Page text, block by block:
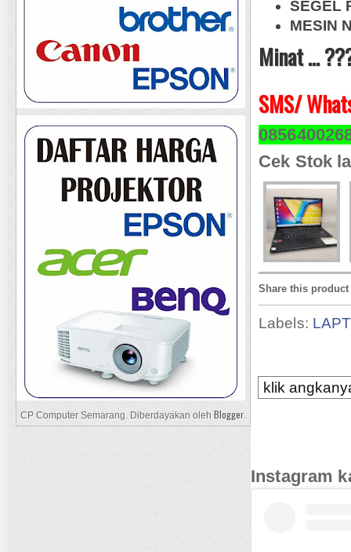
SEGEL
MESIN
Minat ...
SMS/
Cek Stok
Share this product
Labels:
klik
Instagram
CP Computer Semarang. Diberdayakan oleh Blogger.